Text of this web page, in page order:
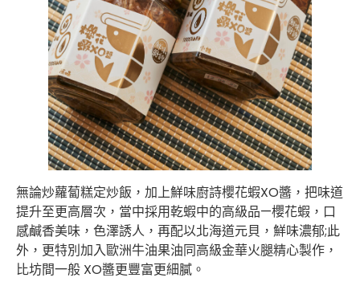
無論炒蘿蔔糕定炒飯，加上鮮味廚詩櫻花蝦XO醬，把味道
提升至更高層次，當中採用乾蝦中的高級品—櫻花蝦，口
感鹹香美味，色澤誘人，再配以北海道元貝，鮮味濃郁;此
外，更特別加入歐洲牛油果油同高級金華火腿精心製作，
比坊間一般 XO醬更豐富更細膩。